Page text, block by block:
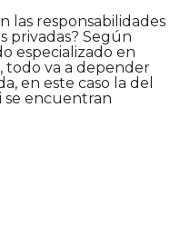
las responsabilidades
privadas? Según
especializado en
todo va a depender
en este caso la del
se encuentran